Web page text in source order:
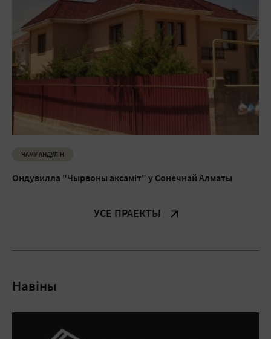
ЧАМУ АНДУЛIН
Ондувилла "Чырвоны аксаміт" у Сонечнай Алматы
УСЕ ПРАЕКТЫ
Навіны